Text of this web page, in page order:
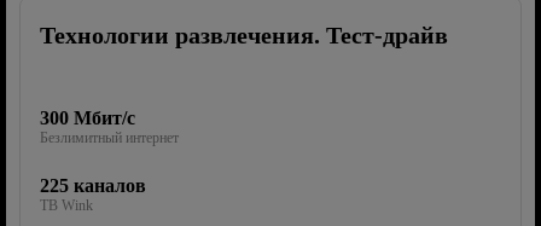
Технологии развлечения. Тест-драйв
300 Мбит/с
Безлимитный интернет
225 каналов
ТВ Wink